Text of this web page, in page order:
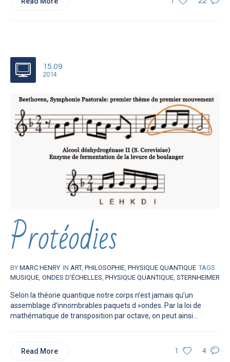
15.09
2014
Protéodies
BY MARC HENRY IN ART, PHILOSOPHIE PHYSIQUE QUANTIQUE TAGS
MUSIQUE ONDES D'ÉCHELLES PHYSIQUE QUANTIQUE STERNHEIMER
Selon la théorie quantique notre corps n’est jamais qu’un
assemblage d’innombrables paquets d »ondes. Par la loi de
mathématique de transposition par octave, on peut ainsi...
1 4
Read More